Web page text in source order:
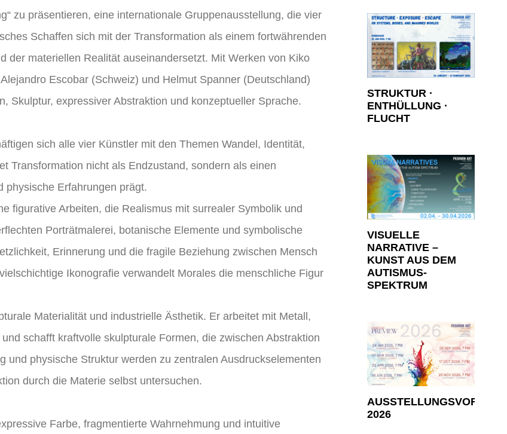
zu präsentieren, eine internationale Gruppenausstellung, die vier
Schaffen sich mit der Transformation als einem fortwährenden
der materiellen Realität auseinandersetzt. Mit Werken von Kiko
Escobar (Schweiz) und Helmut Spanner (Deutschland)
Skulptur, expressiver Abstraktion und konzeptueller Sprache.
sich alle vier Künstler mit den Themen Wandel, Identität,
Transformation nicht als Endzustand, sondern als einen
physische Erfahrungen prägt.
figurative Arbeiten, die Realismus mit surrealer Symbolik und
Porträtmalerei, botanische Elemente und symbolische
Erinnerung und die fragile Beziehung zwischen Mensch
Ikonografie verwandelt Morales die menschliche Figur
Materialität und industrielle Ästhetik. Er arbeitet mit Metall,
schafft kraftvolle skulpturale Formen, die zwischen Abstraktion
und physische Struktur werden zu zentralen Ausdruckselementen
durch die Materie selbst untersuchen.
Farbe, fragmentierte Wahrnehmung und intuitive
STRUKTUR ·
ENTHÜLLUNG ·
FLUCHT
VISUELLE
NARRATIVE –
KUNST AUS DEM
AUTISMUS-
SPEKTRUM
2026